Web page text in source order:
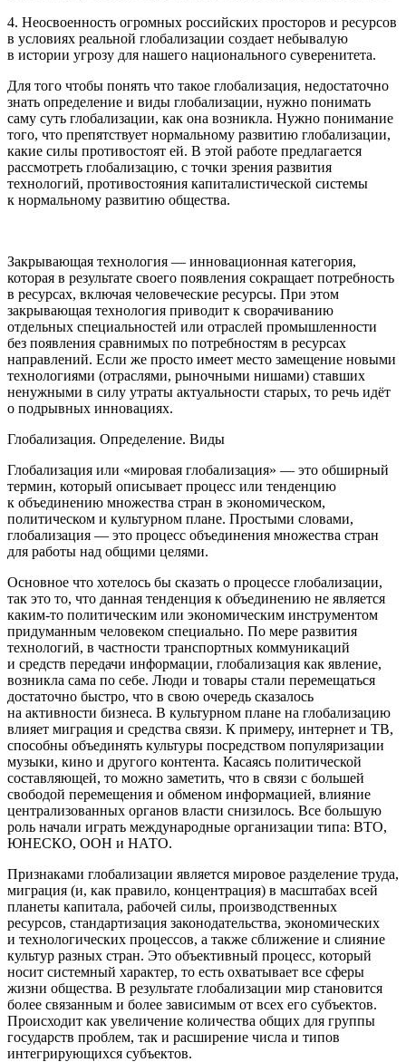
4. Неосвоенность огромных российских просторов и ресурсов
в условиях реальной глобализации создает небывалую
в истории угрозу для нашего национального суверенитета.
Для того чтобы понять что такое глобализация, недостаточно
знать определение и виды глобализации, нужно понимать
саму суть глобализации, как она возникла. Нужно понимание
того, что препятствует нормальному развитию глобализации,
какие силы противостоят ей. В этой работе предлагается
рассмотреть глобализацию, с точки зрения развития
технологий, противостояния капиталистической системы
к нормальному развитию общества.
Закрывающая технология — инновационная категория,
которая в результате своего появления сокращает потребность
в ресурсах, включая человеческие ресурсы. При этом
закрывающая технология приводит к сворачиванию
отдельных специальностей или отраслей промышленности
без появления сравнимых по потребностям в ресурсах
направлений. Если же просто имеет место замещение новыми
технологиями (отраслями, рыночными нишами) ставших
ненужными в силу утраты актуальности старых, то речь идёт
о подрывных инновациях.
Глобализация. Определение. Виды
Глобализация или «мировая глобализация» — это обширный
термин, который описывает процесс или тенденцию
к объединению множества стран в экономическом,
политическом и культурном плане. Простыми словами,
глобализация — это процесс объединения множества стран
для работы над общими целями.
Основное что хотелось бы сказать о процессе глобализации,
так это то, что данная тенденция к объединению не является
каким-то политическим или экономическим инструментом
придуманным человеком специально. По мере развития
технологий, в частности транспортных коммуникаций
и средств передачи информации, глобализация как явление,
возникла сама по себе. Люди и товары стали перемещаться
достаточно быстро, что в свою очередь сказалось
на активности бизнеса. В культурном плане на глобализацию
влияет миграция и средства связи. К примеру, интернет и ТВ,
способны объединять культуры посредством популяризации
музыки, кино и другого контента. Касаясь политической
составляющей, то можно заметить, что в связи с большей
свободой перемещения и обменом информацией, влияние
централизованных органов власти снизилось. Все большую
роль начали играть международные организации типа: ВТО,
ЮНЕСКО, ООН и НАТО.
Признаками глобализации является мировое разделение труда,
миграция (и, как правило, концентрация) в масштабах всей
планеты капитала, рабочей силы, производственных
ресурсов, стандартизация законодательства, экономических
и технологических процессов, а также сближение и слияние
культур разных стран. Это объективный процесс, который
носит системный характер, то есть охватывает все сферы
жизни общества. В результате глобализации мир становится
более связанным и более зависимым от всех его субъектов.
Происходит как увеличение количества общих для группы
государств проблем, так и расширение числа и типов
интегрирующихся субъектов.